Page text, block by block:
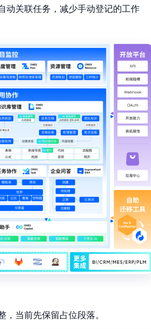
动关联任务，减少手动登记的工作
当前先保留占位段落。